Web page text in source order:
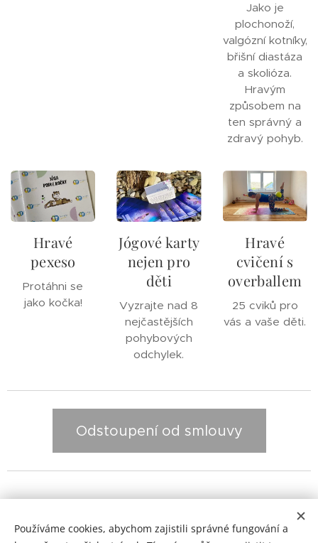
Jako je
plochonoží,
valgózní kotníky,
břišní diastáza
a skolióza.
Hravým
způsobem na
ten správný a
zdravý pohyb.
Hravé
pexeso
Protáhni se
jako kočka!
Jógové karty
nejen pro
děti
Vyzrajte nad 8
nejčastějších
pohybových
odchylek.
Hravé
cvičení s
overballem
25 cviků pro
vás a vaše děti.
Odstoupení od smlouvy
Odstoupení od smlouvy Kontakty
Jak zpracovávám
informace o Vás
|Ochrana osobních údajů (GDPR)
Používáme cookies, abychom zajistili správné fungování a